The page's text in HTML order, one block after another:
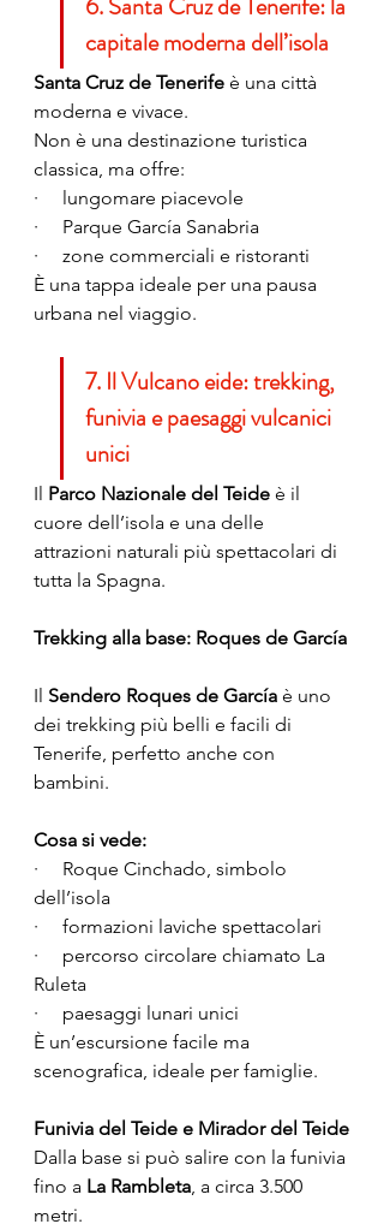
capitale moderna dell’isola
Santa Cruz de Tenerife è una città
moderna e vivace.
Non è una destinazione turistica
classica, ma offre:
·     lungomare piacevole
·     Parque García Sanabria
·     zone commerciali e ristoranti
È una tappa ideale per una pausa
urbana nel viaggio.
7. Il Vulcano eide: trekking,
funivia e paesaggi vulcanici
unici
Il Parco Nazionale del Teide è il
cuore dell’isola e una delle
attrazioni naturali più spettacolari di
tutta la Spagna.
Trekking alla base: Roques de García
Il Sendero Roques de García è uno
dei trekking più belli e facili di
Tenerife, perfetto anche con
bambini.
Cosa si vede:
·     Roque Cinchado, simbolo
dell’isola
·     formazioni laviche spettacolari
·     percorso circolare chiamato La
Ruleta
·     paesaggi lunari unici
È un’escursione facile ma
scenografica, ideale per famiglie.
Funivia del Teide e Mirador del Teide
Dalla base si può salire con la funivia
fino a La Rambleta , a circa 3.500
metri.